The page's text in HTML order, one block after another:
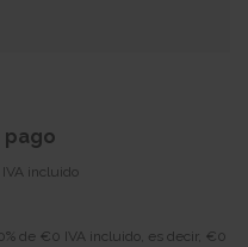
pago
incluido
de €0 IVA incluido, es decir, €0